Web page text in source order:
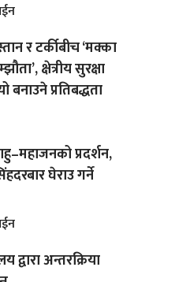
र टर्कीबीच ‘मक्का
क्षेत्रीय सुरक्षा
बनाउने प्रतिबद्धता
प्रदर्शन,
घेराउ गर्ने
द्वारा अन्तरक्रिया